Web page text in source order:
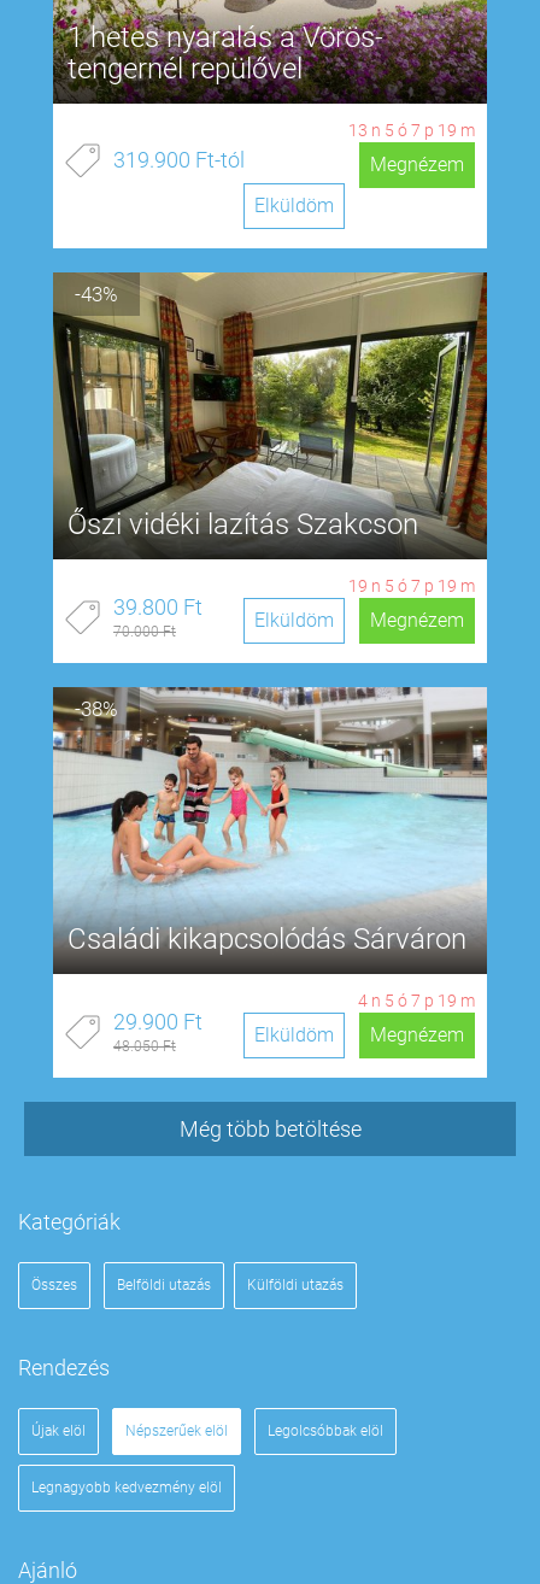
1 hetes nyaralás a Vörös-
tengernél repülővel
13 n 5 ó7 p 18 m
319.900 Ft-tól
Megnézem
Elküldöm
-43%
Őszi vidéki lazítás Szakcson
19 n 5 ó7 p 18 m
39.800 Ft
70.000 Ft Megnézem
Elküldöm
-38%
Családi kikapcsolódás Sárváron
4 n 5 ó7 p 18 m
29.900 Ft
48.050 Ft Megnézem
Elküldöm
Még több betöltése
Kategóriák
Összes Belföldi utazás Külföldi utazás
Rendezés
Újak elöl Népszerűek elöl Legolcsóbbak elöl
Legnagyobb kedvezmény elöl
Ajánló